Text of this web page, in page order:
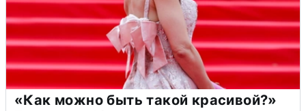
«Как можно быть такой красивой?»